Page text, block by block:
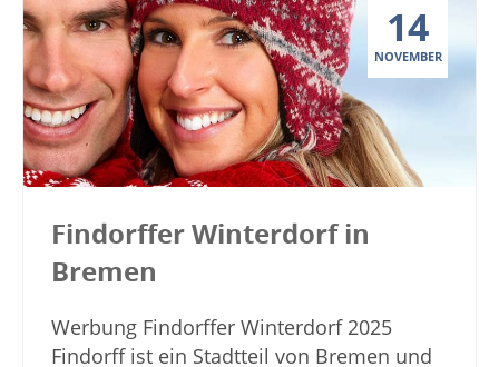
14
NOVEMBER
Findorffer Winterdorf in
Bremen
Werbung Findorffer Winterdorf 2025
Findorff ist ein Stadtteil von Bremen und